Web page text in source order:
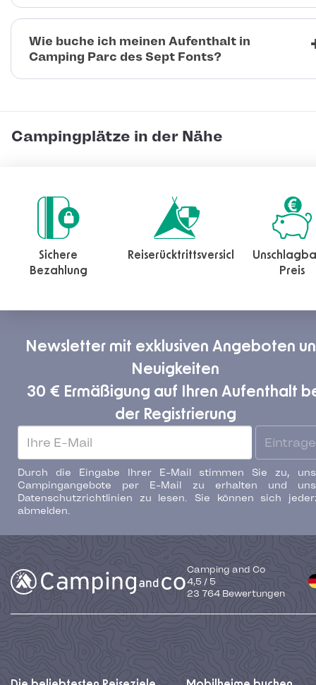
Wie buche ich meinen Aufenthalt in
Camping Parc des Sept Fonts?
Campingplätze in der Nähe
Sichere
Bezahlung
Reiserücktrittsversicherung
Preis
Newsletter mit exklusiven Angeboten
Neuigkeiten
30 € Ermäßigung auf Ihren Aufenthalt
der Registrierung
Durch die Eingabe Ihrer E-Mail stimmen Sie zu,
Campingangebote per E-Mail zu erhalten und
Datenschutzrichtlinien zu lesen. Sie können sich
abmelden.
Camping and Co
4,5 / 5
23 764Bewertungen